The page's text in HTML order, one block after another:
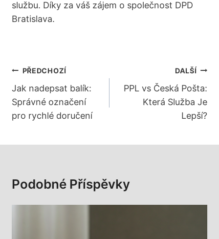
službu. Díky za váš zájem o společnost DPD
Bratislava.
Navigace
Pro
Příspěvek
PŘEDCHOZÍ
Jak nadepsat balík:
Správné označení
pro rychlé doručení
DALŠÍ
PPL vs Česká Pošta:
Která Služba Je
Lepší?
Podobné Příspěvky